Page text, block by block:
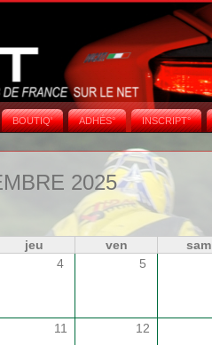
BOUTIQ' ADHÉS° INSCRIPT°
2025
jeu ven sam
4 5
11 12